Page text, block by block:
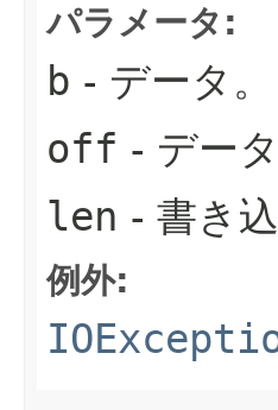
パラメータ:
b - データ。
off - デー
len - 書き
例外: